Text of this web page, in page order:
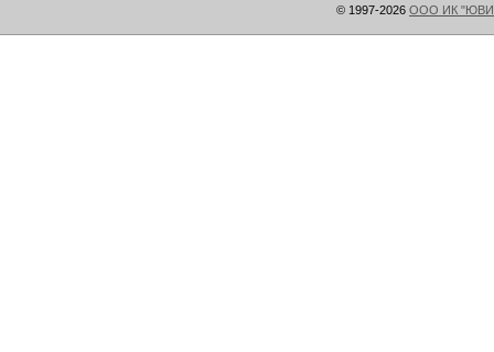
© 1997-2026 ООО ИК